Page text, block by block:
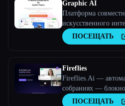
Graphic AI
Платформа
искусственного
ПОСЕЩАТЬ
Fireflies
Fireflies.Ai —
собраниях —
ПОСЕЩАТЬ